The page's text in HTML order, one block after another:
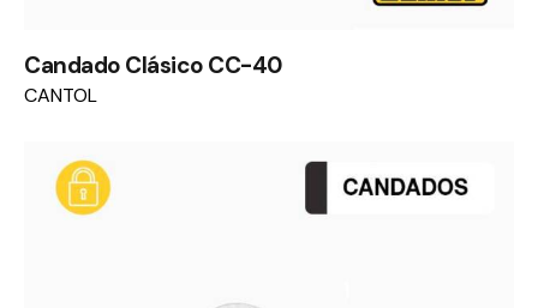
Candado Clásico CC-40
CANTOL